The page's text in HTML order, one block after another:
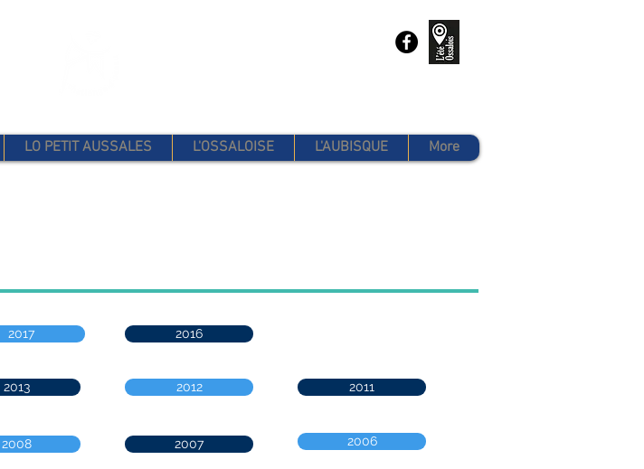
LO PETIT AUSSALES L'OSSALOISE L'AUBISQUE More
2017 2016
2013
2008
2012
2007
2011
2006